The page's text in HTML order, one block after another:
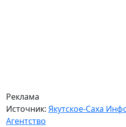
Реклама
Источник: Якутское-Саха
Агентство